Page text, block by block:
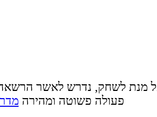
מנת לשחק, נדרש לאשר
פעולה פשוטה ומהירה